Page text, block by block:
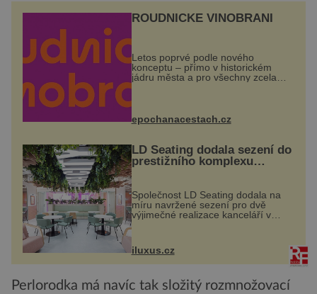
ROUDNICKÉ VINOBRANÍ
Letos poprvé podle nového
konceptu – přímo v historickém
jádru města a pro všechny zcela
zdarma. Hlavní program se
náměstí. Návštěvníci se mohou těšit
na víno, burčák, pes...
epochanacestach.cz
LD Seating dodala sezení do
prestižního komplexu
MediaCityUK v Salfordu
Společnost LD Seating dodala na
míru navržené sezení pro dvě
výjimečné realizace kanceláří v
areálu MediaCityUK v anglickém
Tower a Orange Tower. Komplex
budov Media...
iluxus.cz
Perlorodka má navíc tak složitý rozmnožovací